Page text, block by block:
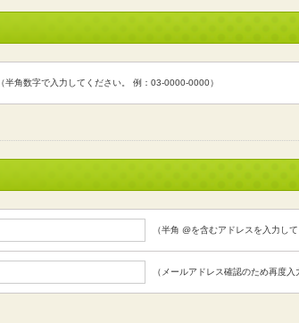
（半角数字で入力してください。 例：03-0000-0000）
（半角 @を含むアドレスを入力して
（メールアドレス確認のため再度